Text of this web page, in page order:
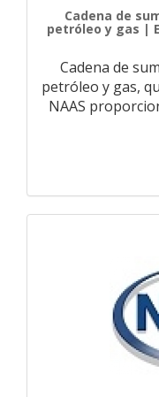
Cadena de
petróleo y gas |
Cadena de
petróleo y gas,
NAAS